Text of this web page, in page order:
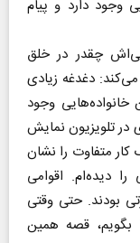
وجود دارد و پیام
چقدر در خلق
دغدغه زیادی
وجود
در تلویزیون نمایش
متفاوت را نشان
دیده‌ام. اقوامی
بودند. حتی وقتی
بگویم، قصه همین